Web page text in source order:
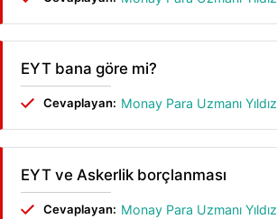
EYT bana göre mi?
Cevaplayan: Monay Para Uzmanı Yıldız
EYT ve Askerlik borçlanması
Cevaplayan: Monay Para Uzmanı Yıldız